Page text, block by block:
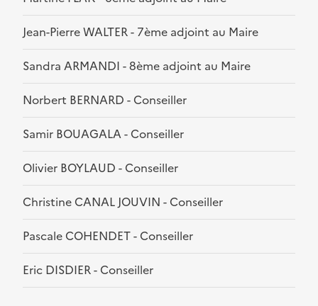
Jean-Pierre WALTER - 7ème adjoint au Maire
Sandra ARMANDI - 8ème adjoint au Maire
Norbert BERNARD - Conseiller
Samir BOUAGALA - Conseiller
Olivier BOYLAUD - Conseiller
Christine CANAL JOUVIN - Conseiller
Pascale COHENDET - Conseiller
Eric DISDIER - Conseiller